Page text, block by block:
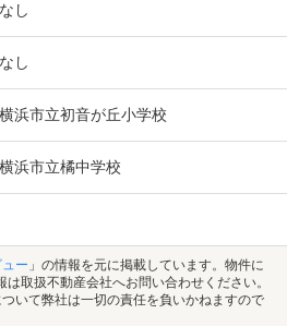
なし
なし
横浜市立初音が丘小学校
横浜市立橘中学校
ー 」の情報を元に掲載しています。物件に
取扱不動産会社へお問い合わせください。
いて弊社は一切の責任を負いかねますので